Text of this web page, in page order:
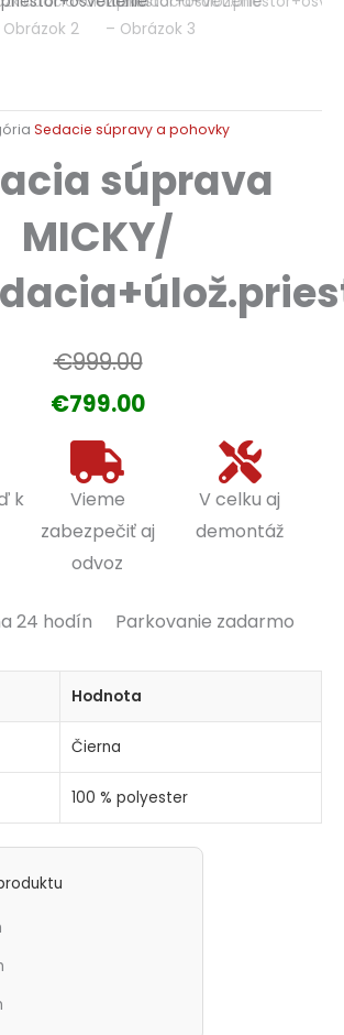
Sedacie súpravy a pohovky
súprava
MICKY/
€999.00
Pôvodná
cena
bola:
€999.00.
€799.00
Aktuálna
cena
je:
€799.00.
k
Vieme
zabezpečiť aj
odvoz
V celku aj
demontáž
24 hodín Parkovanie zadarmo
Hodnota
Čierna
100 % polyester